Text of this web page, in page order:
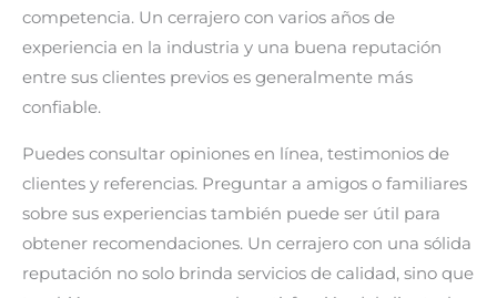
competencia. Un cerrajero con varios años de
experiencia en la industria y una buena reputación
entre sus clientes previos es generalmente más
confiable.
Puedes consultar opiniones en línea, testimonios de
clientes y referencias. Preguntar a amigos o familiares
sobre sus experiencias también puede ser útil para
obtener recomendaciones. Un cerrajero con una sólida
reputación no solo brinda servicios de calidad, sino que